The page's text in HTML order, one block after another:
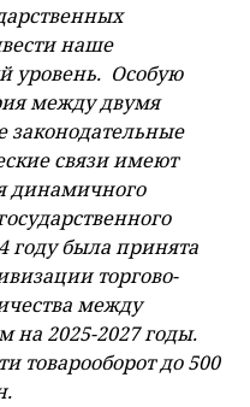
наше
уровень. Особую
между двумя
связи имеют
динамичного
году была принята
торгово-
между
на 2025-2027 годы.
товарооборот до 500